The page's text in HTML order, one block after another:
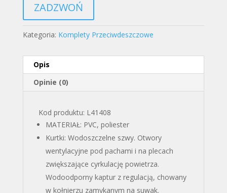
ZADZWOŃ
Kategoria: Komplety Przeciwdeszczowe
Opis
Opinie (0)
Kod produktu: L41408
MATERIAŁ: PVC, poliester
Kurtki: Wodoszczelne szwy. Otwory
wentylacyjne pod pachami i na plecach
zwiększające cyrkulację powietrza.
Wodoodporny kaptur z regulacją, chowany
w kołnierzu zamykanym na suwak.